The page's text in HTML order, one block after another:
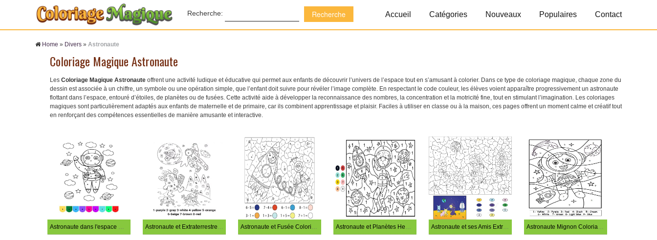
Recherche: Accueil Catégories Nouveaux Populaires Contact
Home » Divers » Astronaute
Coloriage Magique Astronaute
Les Coloriage Magique Astronaute offrent une activité ludique et éducative qui permet aux enfants de découvrir l’univers de l’espace tout en s’amusant à colorier. Dans ce type de coloriage magique, chaque zone du
dessin est associée à un chiffre, un symbole ou une opération simple, que l’enfant doit suivre pour révéler l’image complète. En respectant le code couleur, les élèves voient apparaître progressivement un astronaute
flottant dans l’espace, entouré d’étoiles, de planètes ou de fusées. Cette activité aide à développer la reconnaissance des nombres, la concentration et la motricité fine, tout en stimulant l’imagination. Les coloriages
magiques sont particulièrement adaptés aux enfants de maternelle et de primaire, car ils combinent apprentissage et plaisir. Faciles à utiliser en classe ou à la maison, ces pages offrent un moment calme et créatif tout
en renforçant des compétences essentielles de manière amusante et interactive.
Astronaute dans l'espace Coloriage Magique Astronaute et Extraterrestres Coloriage Magique Astronaute et Fusée Coloriage Magique Astronaute et Planètes Heureuses Coloriage Magique Astronaute et ses Amis Extraterrestres Coloriage Magique Astronaute Mignon Coloriage Magique